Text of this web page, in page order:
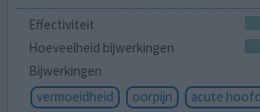
Effectiviteit
Hoeveelheid bijwerkingen
Bijwerkingen
vermoeidheid
oorpijn
acute